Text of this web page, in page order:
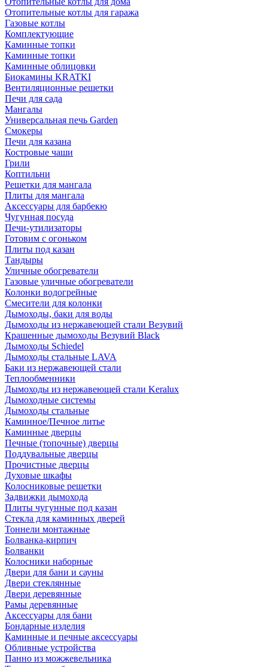
Отопительные котлы для гаража
Газовые котлы
Комплектующие
Каминные топки
Каминные топки
Каминные облицовки
Биокамины KRATKI
Вентиляционные решетки
Печи для сада
Мангалы
Универсальная печь Garden
Смокеры
Печи для казана
Костровые чаши
Грили
Коптильни
Решетки для мангала
Плиты для мангала
Аксессуары для барбекю
Чугунная посуда
Печи-утилизаторы
Готовим с огоньком
Плиты под казан
Тандыры
Уличные обогреватели
Газовые уличные обогреватели
Колонки водогрейные
Смесители для колонки
Дымоходы, баки для воды
Дымоходы из нержавеющей стали Везувий
Крашенные дымоходы Везувий Black
Дымоходы Schiedel
Дымоходы стальные LAVA
Баки из нержавеющей стали
Теплообменники
Дымоходы из нержавеющей стали Keralux
Дымоходные системы
Дымоходы стальные
Каминное/Печное литье
Каминные дверцы
Печные (топочные) дверцы
Поддувальные дверцы
Прочистные дверцы
Духовые шкафы
Колосниковые решетки
Задвижки дымохода
Плиты чугунные под казан
Стекла для каминных дверей
Тоннели монтажные
Болванка-кирпич
Болванки
Колосники наборные
Двери для бани и сауны
Двери стеклянные
Двери деревянные
Рамы деревянные
Аксессуары для бани
Бондарные изделия
Каминные и печные аксессуары
Обливные устройства
Панно из можжевельника